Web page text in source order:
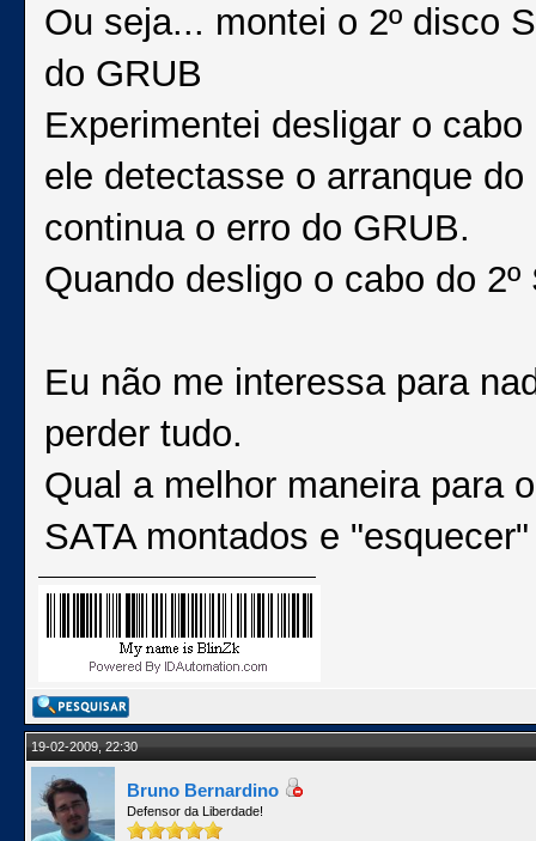
Ou seja... montei o 2º disco
do GRUB
Experimentei desligar o
ele detectasse o arranque
continua o erro do GRUB.
Quando desligo o cabo do
Eu não me interessa para
perder tudo.
Qual a melhor maneira para
SATA montados e
19-02-2009, 22:30
Bruno Bernardino
Defensor da Liberdade!